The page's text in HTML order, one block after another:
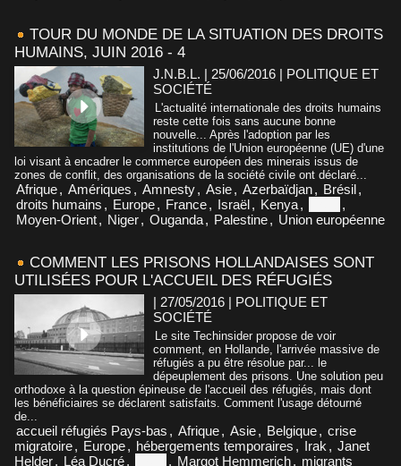
TOUR DU MONDE DE LA SITUATION DES DROITS
HUMAINS, JUIN 2016 - 4
J.N.B.L. | 25/06/2016 | POLITIQUE ET
SOCIÉTÉ
L'actualité internationale des droits humains
reste cette fois sans aucune bonne
nouvelle... Après l'adoption par les
institutions de l'Union européenne (UE) d'une
loi visant à encadrer le commerce européen des minerais issus de
zones de conflit, des organisations de la société civile ont déclaré...
Afrique, Amériques , Amnesty, Asie, Azerbaïdjan, Brésil,
droits humains , Europe, France, Israël, Kenya,
,
Moyen-Orient, Niger, Ouganda, Palestine, Union européenne
COMMENT LES PRISONS HOLLANDAISES SONT
UTILISÉES POUR L'ACCUEIL DES RÉFUGIÉS
| 27/05/2016 | POLITIQUE ET
SOCIÉTÉ
Le site Techinsider propose de voir
comment, en Hollande, l'arrivée massive de
réfugiés a pu être résolue par... le
dépeuplement des prisons. Une solution peu
orthodoxe à la question épineuse de l'accueil des réfugiés, mais dont
les bénéficiaires se déclarent satisfaits. Comment l'usage détourné
de...
accueil réfugiés Pays-bas , Afrique, Asie, Belgique, crise
migratoire, Europe, hébergements temporaires , Irak , Janet
Helder, Léa Ducré, , Margot Hemmerich, migrants